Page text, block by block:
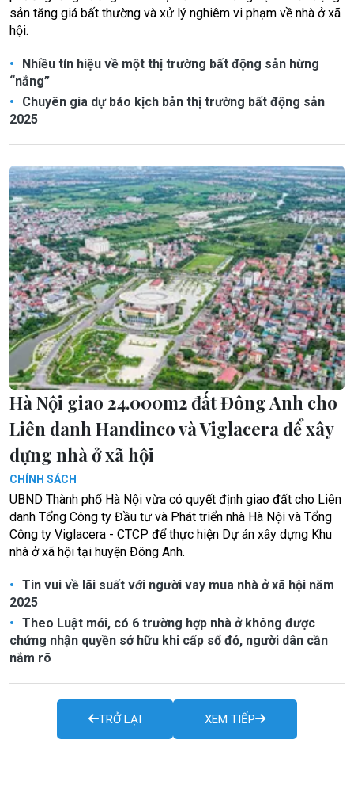
sản tăng giá bất thường và xử lý nghiêm vi phạm về nhà ở xã
hội.
Nhiều tín hiệu về một thị trường bất động sản hừng
“nắng”
Chuyên gia dự báo kịch bản thị trường bất động sản
2025
Hà Nội giao 24.000m2 đất Đông Anh cho
Liên danh Handinco và Viglacera để xây
dựng nhà ở xã hội
CHÍNH SÁCH
UBND Thành phố Hà Nội vừa có quyết định giao đất cho Liên
danh Tổng Công ty Đầu tư và Phát triển nhà Hà Nội và Tổng
Công ty Viglacera - CTCP để thực hiện Dự án xây dựng Khu
nhà ở xã hội tại huyện Đông Anh.
Tin vui về lãi suất với người vay mua nhà ở xã hội năm
2025
Theo Luật mới, có 6 trường hợp nhà ở không được
chứng nhận quyền sở hữu khi cấp sổ đỏ, người dân cần
nắm rõ
TRỞ LẠI XEM TIẾP